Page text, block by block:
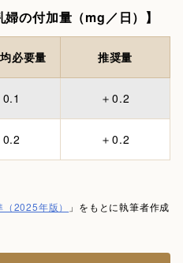
の付加量（mg／日）】
必要量 推奨量
0.1 ＋0.2
0.2 ＋0.2
2025年版） 」をもとに執筆者作成